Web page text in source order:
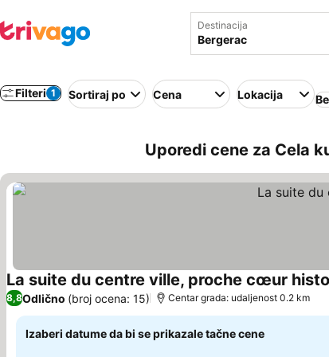
Destinacija
Filteri 1 Sortiraj po Cena Lokacija
Uporedi cene za Cela
La suite du centre ville, proche cœur
8,8Odlično (broj ocena: 15) Centar grada: udaljenost 0.2 km
Izaberi datume da bi se prikazale tačne cene